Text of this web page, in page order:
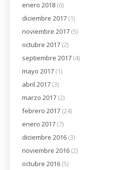
enero 2018 (6)
diciembre 2017 (1)
noviembre 2017 (5)
octubre 2017 (2)
septiembre 2017 (4)
mayo 2017 (1)
abril 2017 (3)
marzo 2017 (2)
febrero 2017 (24)
enero 2017 (7)
diciembre 2016 (3)
noviembre 2016 (2)
octubre 2016 (5)